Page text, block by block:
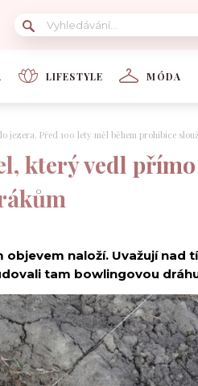
LIFESTYLE MÓDA
jezera. Před 100 lety měl během prohibice
který vedl
naloží. Uvažují nad
tam bowlingovou